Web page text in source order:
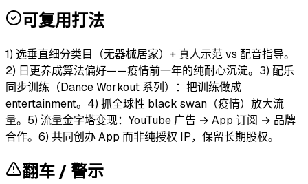
可复用打法
1) 选垂直细分类目（无器械居家）+ 真人示范 vs 配音指导。
2) 日更养成算法偏好——疫情前一年的纯耐心沉淀。3) 配乐
同步训练（Dance Workout 系列）：把训练做成
entertainment。4) 抓全球性 black swan（疫情）放大流
量。5) 流量金字塔变现：YouTube 广告 → App 订阅 → 品牌
合作。6) 共同创办 App 而非纯授权 IP，保留长期股权。
翻车 / 警示